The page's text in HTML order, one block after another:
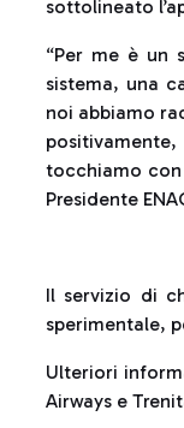
sottolineato
“Per me è un
sistema, una
noi abbiamo
tocchiamo
Presidente
Il servizio di
sperimentale,
Ulteriori
Airways e